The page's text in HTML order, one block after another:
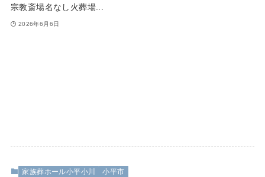
宗教斎場名なし火葬場...
2026年6月6日
家族葬ホール小平小川 小平市